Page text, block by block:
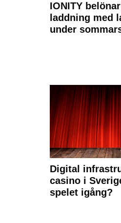
IONITY
laddning med
under
Digital
casino i
spelet igång?